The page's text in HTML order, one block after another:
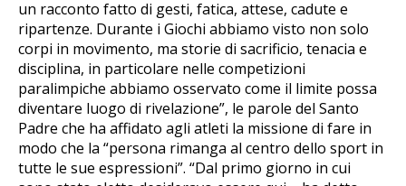
un racconto fatto di gesti, fatica, attese, cadute e
ripartenze. Durante i Giochi abbiamo visto non solo
corpi in movimento, ma storie di sacrificio, tenacia e
disciplina, in particolare nelle competizioni
paralimpiche abbiamo osservato come il limite possa
diventare luogo di rivelazione”, le parole del Santo
Padre che ha affidato agli atleti la missione di fare in
modo che la “persona rimanga al centro dello sport in
tutte le sue espressioni”. “Dal primo giorno in cui